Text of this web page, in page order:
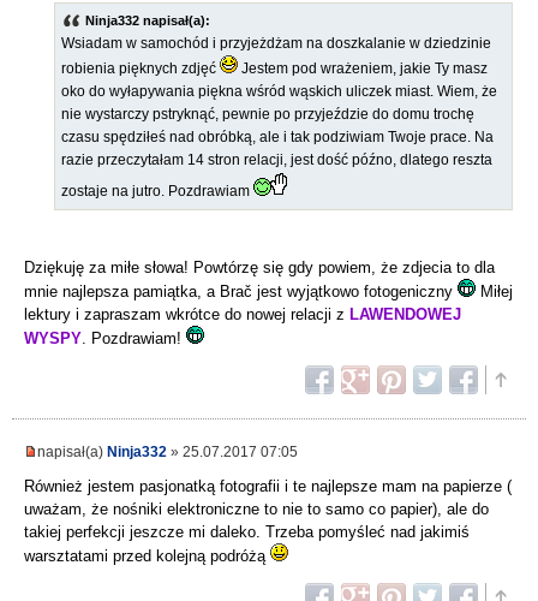
Ninja332 napisał(a):
Wsiadam w samochód i przyjeżdżam na doszkalanie w dziedzinie
robienia pięknych zdjęć
Jestem pod wrażeniem, jakie Ty masz
oko do wyłapywania piękna wśród wąskich uliczek miast. Wiem, że
nie wystarczy pstryknąć, pewnie po przyjeździe do domu trochę
czasu spędziłeś nad obróbką, ale i tak podziwiam Twoje prace. Na
razie przeczytałam 14 stron relacji, jest dość późno, dlatego reszta
zostaje na jutro. Pozdrawiam
Dziękuję za miłe słowa! Powtórzę się gdy powiem, że zdjecia to dla
mnie najlepsza pamiątka, a Brač jest wyjątkowo fotogeniczny
Miłej
lektury i zapraszam wkrótce do nowej relacji z LAWENDOWEJ
WYSPY . Pozdrawiam!
napisał(a) Ninja332 » 25.07.2017 07:05
Również jestem pasjonatką fotografii i te najlepsze mam na papierze (
uważam, że nośniki elektroniczne to nie to samo co papier), ale do
takiej perfekcji jeszcze mi daleko. Trzeba pomyśleć nad jakimiś
warsztatami przed kolejną podróżą